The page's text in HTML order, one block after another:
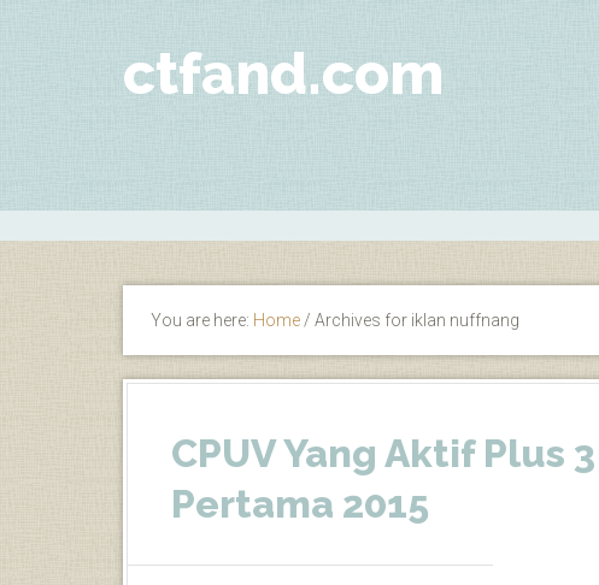
ctfand.com
You are here: Home / Archives for iklan nuffnang
CPUV Yang Aktif Plus
Pertama 2015